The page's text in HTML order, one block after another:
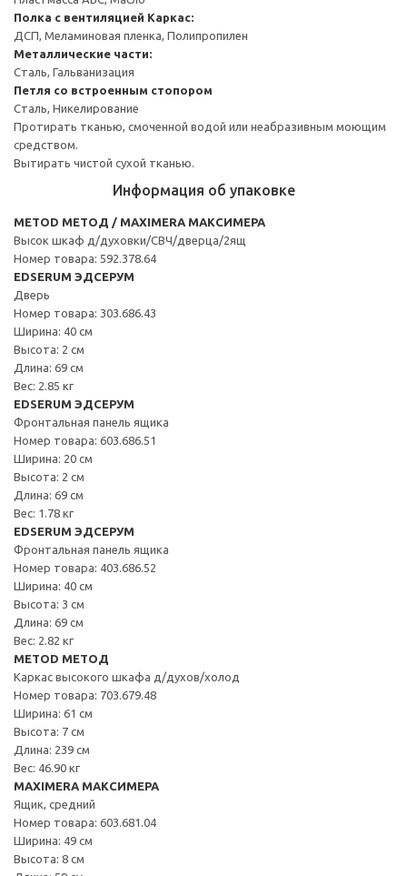
Полка с вентиляцией Каркас:
ДСП, Меламиновая пленка, Полипропилен
Металлические части:
Сталь, Гальванизация
Петля со встроенным стопором
Сталь, Никелирование
Протирать тканью, смоченной водой или неабразивным моющим
средством.
Вытирать чистой сухой тканью.
Информация об упаковке
METOD МЕТОД / MAXIMERA МАКСИМЕРА
Высок шкаф д/духовки/СВЧ/дверца/2ящ
Номер товара: 592.378.64
EDSERUM ЭДСЕРУМ
Дверь
Номер товара: 303.686.43
Ширина: 40 см
Высота: 2 см
Длина: 69 см
Вес: 2.85 кг
EDSERUM ЭДСЕРУМ
Фронтальная панель ящика
Номер товара: 603.686.51
Ширина: 20 см
Высота: 2 см
Длина: 69 см
Вес: 1.78 кг
EDSERUM ЭДСЕРУМ
Фронтальная панель ящика
Номер товара: 403.686.52
Ширина: 40 см
Высота: 3 см
Длина: 69 см
Вес: 2.82 кг
METOD МЕТОД
Каркас высокого шкафа д/духов/холод
Номер товара: 703.679.48
Ширина: 61 см
Высота: 7 см
Длина: 239 см
Вес: 46.90 кг
MAXIMERA МАКСИМЕРА
Ящик, средний
Номер товара: 603.681.04
Ширина: 49 см
Высота: 8 см